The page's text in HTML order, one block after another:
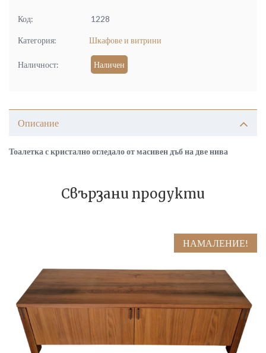
Код: 1228
Категория: Шкафове и витрини
Наличност: Наличен
Описание
Тоалетка с кристално огледало от масивен дъб на две нива
Свързани продукти
НАМАЛЕНИЕ!